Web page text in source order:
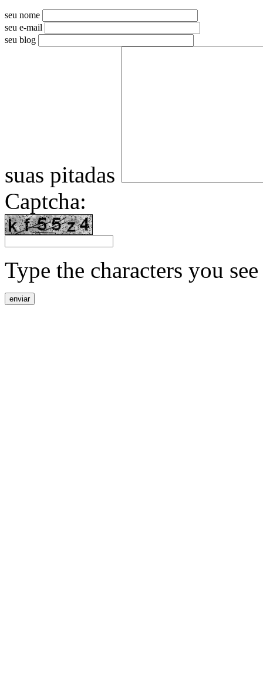
seu nome
seu e-mail
seu blog
suas pitadas
Captcha:
Type the characters you